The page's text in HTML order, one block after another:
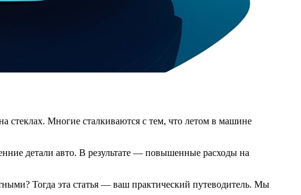
стеклах. Многие сталкиваются с тем, что летом в машине
детали авто. В результате — повышенные расходы на
Тогда эта статья — ваш практический путеводитель. Мы